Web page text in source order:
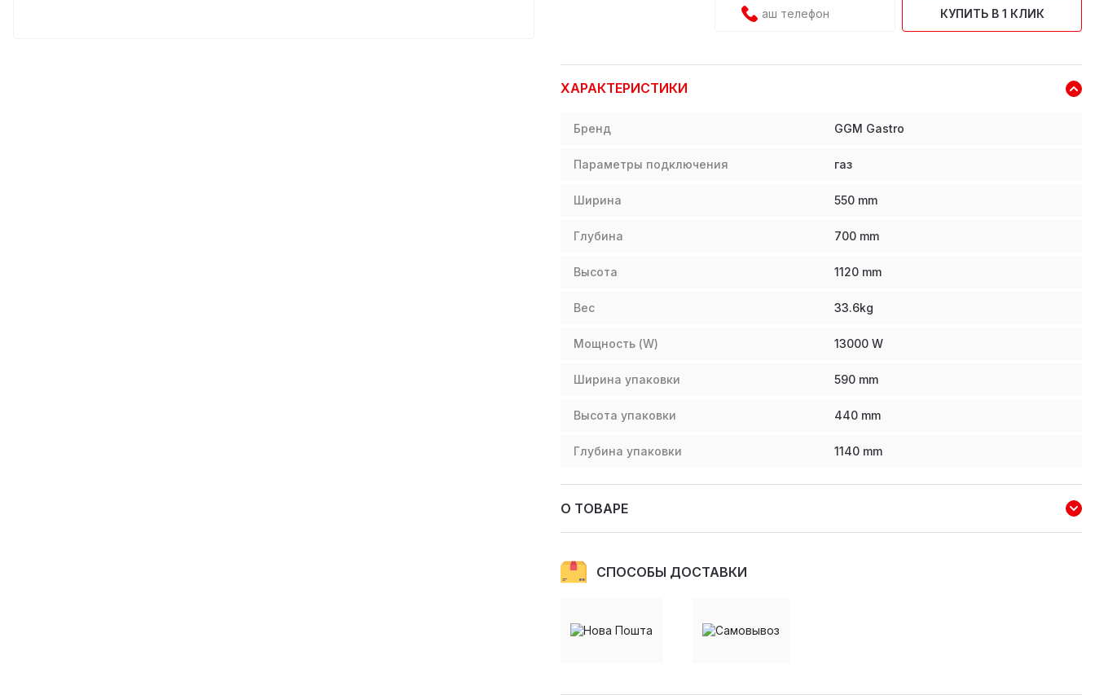
КУПИТЬ В 1 КЛИК
ХАРАКТЕРИСТИКИ
Бренд GGM Gastro
Параметры подключения газ
Ширина 550 mm
Глубина 700 mm
Высота 1120 mm
Вес 33.6kg
Мощность (W) 13000 W
Ширина упаковки 590 mm
Высота упаковки 440 mm
Глубина упаковки 1140 mm
О ТОВАРЕ
СПОСОБЫ ДОСТАВКИ